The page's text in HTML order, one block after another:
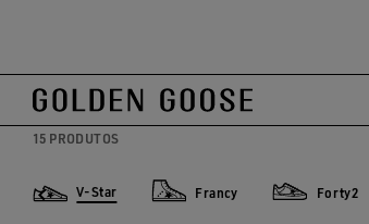
V-STAR
15 PRODUTOS
V-Star Francy Forty2